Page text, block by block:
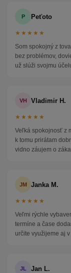
P Peťoto
★★★★★
Som spokojný z
bez problémov,
už slúži svojmu
VH Vladimir H.
★★★★★
Veľká spokojnosť z
k tomu prirátam
vidno záujem o
JM Janka M.
★★★★★
Veľmi rýchle
termíne a čase
určite využijeme aj
JL Jan L.